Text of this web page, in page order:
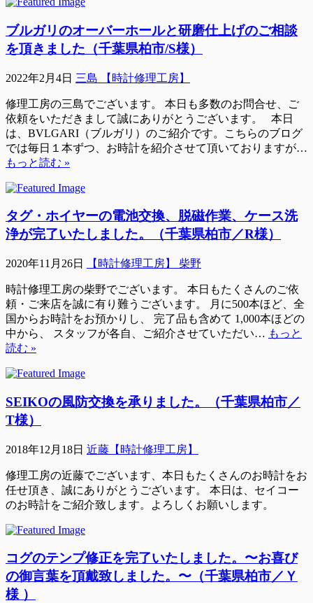
ブルガリのオーバーホールと研磨仕上げのご相談
を頂きました（千葉県柏市/S様）
2022年2月4日 三島 【時計修理工房】
修理工房の三島でございます。 本日も多数のお問合せ、ご
依頼をいただきまして誠にありがとうございます。 本日
は、BVLGARI（ブルガリ）のご紹介です。こちらのブログ
では毎日１本ずつ、お時計を紹介させて頂いておりますが…
もっと読む »
タグ・ホイヤーの電池交換、脱磁作業、ケース洗
浄が完了いたしました。（千葉県柏市／R様）
2020年11月26日 【時計修理工房】 柴野
時計修理工房の柴野でございます。 本日もたくさんのご依
頼・ご来店を誠に有り難うございます。 月に500本ほど、全
国からお時計をお預かりし、 完了品も含めて 1,000本ほどの
中から、 スタッフが各自、ご紹介させていただい… もっと
読む »
SEIKOの風防交換を承りました。（千葉県柏市／
T様）
2018年12月18日 近藤【時計修理工房】
修理工房の近藤でございます、本日もたくさんのお時計をお
任せ頂き、誠にありがとうございます。 本日は、セイコー
のお時計をご紹介致します。よろしくお願いします。
コグのテンプ修正を完了いたしました。〜お喜び
の御言葉を頂戴致しました。〜（千葉県柏市／Ｙ
様 ）